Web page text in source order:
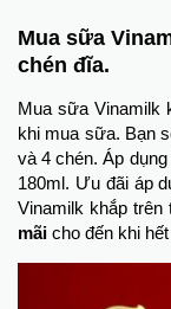
Mua sữa
chén đĩa.
Mua sữa Vinamilk
khi mua sữa. Bạn
và 4 chén. Áp
180ml. Ưu đãi áp
Vinamilk khắp trên
mãi cho đến khi